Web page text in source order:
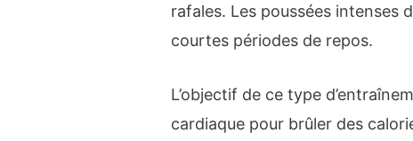
rafales. Les poussées intenses
courtes périodes de repos.
L’objectif de ce type
cardiaque pour brûler des